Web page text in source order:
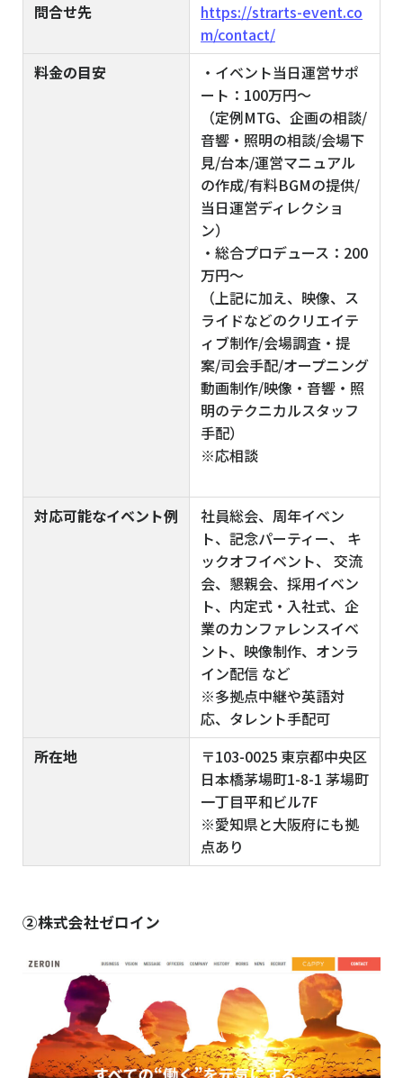
問合せ先
https://strarts-event.co
m/contact/
料金の目安
・イベント当日運営サポ
ート：100万円～
（定例MTG、企画の相談/
音響・照明の相談/会場下
見/台本/運営マニュアル
の作成/有料BGMの提供/
当日運営ディレクショ
ン）
・総合プロデュース：200
万円～
（上記に加え、映像、ス
ライドなどのクリエイテ
ィブ制作/会場調査・提
案/司会手配/オープニング
動画制作/映像・音響・照
明のテクニカルスタッフ
手配）
※応相談
対応可能なイベント例
社員総会、周年イベン
ト、記念パーティー、 キ
ックオフイベント、 交流
会、懇親会、採用イベン
ト、内定式・入社式、企
業のカンファレンスイベ
ント、映像制作、オンラ
イン配信 など
※多拠点中継や英語対
応、タレント手配可
所在地
〒103-0025 東京都中央区
日本橋茅場町1-8-1 茅場町
一丁目平和ビル7F
※愛知県と大阪府にも拠
点あり
②株式会社ゼロイン